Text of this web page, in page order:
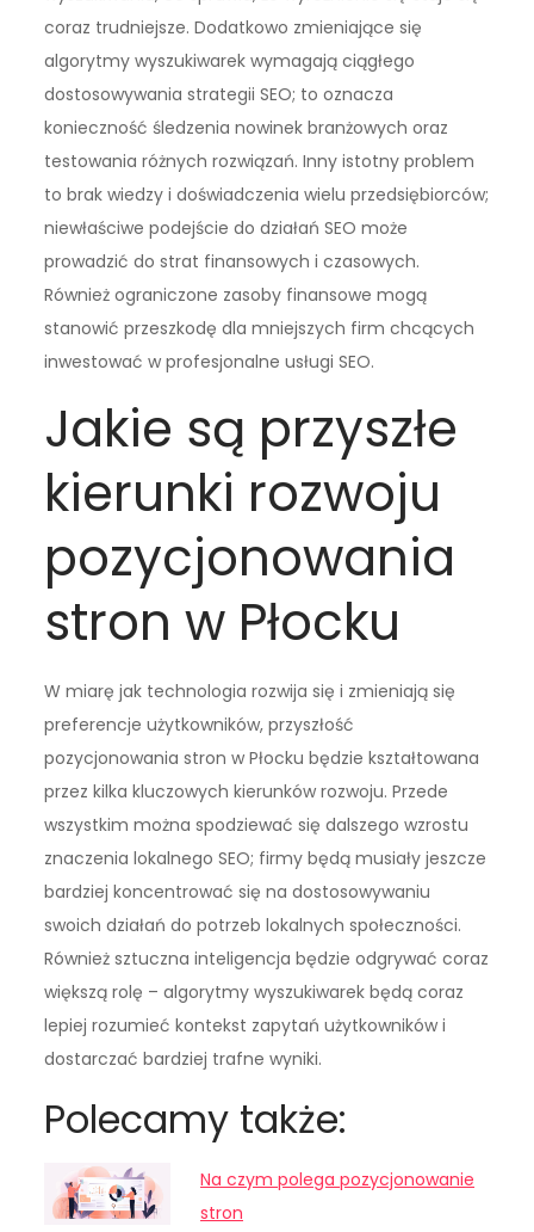
coraz trudniejsze. Dodatkowo zmieniające się
algorytmy wyszukiwarek wymagają ciągłego
dostosowywania strategii SEO; to oznacza
konieczność śledzenia nowinek branżowych oraz
testowania różnych rozwiązań. Inny istotny problem
to brak wiedzy i doświadczenia wielu przedsiębiorców;
niewłaściwe podejście do działań SEO może
prowadzić do strat finansowych i czasowych.
Również ograniczone zasoby finansowe mogą
stanowić przeszkodę dla mniejszych firm chcących
inwestować w profesjonalne usługi SEO.
Jakie są przyszłe
kierunki rozwoju
pozycjonowania
stron w Płocku
W miarę jak technologia rozwija się i zmieniają się
preferencje użytkowników, przyszłość
pozycjonowania stron w Płocku będzie kształtowana
przez kilka kluczowych kierunków rozwoju. Przede
wszystkim można spodziewać się dalszego wzrostu
znaczenia lokalnego SEO; firmy będą musiały jeszcze
bardziej koncentrować się na dostosowywaniu
swoich działań do potrzeb lokalnych społeczności.
Również sztuczna inteligencja będzie odgrywać coraz
większą rolę – algorytmy wyszukiwarek będą coraz
lepiej rozumieć kontekst zapytań użytkowników i
dostarczać bardziej trafne wyniki.
Polecamy także:
Na czym polega pozycjonowanie
stron